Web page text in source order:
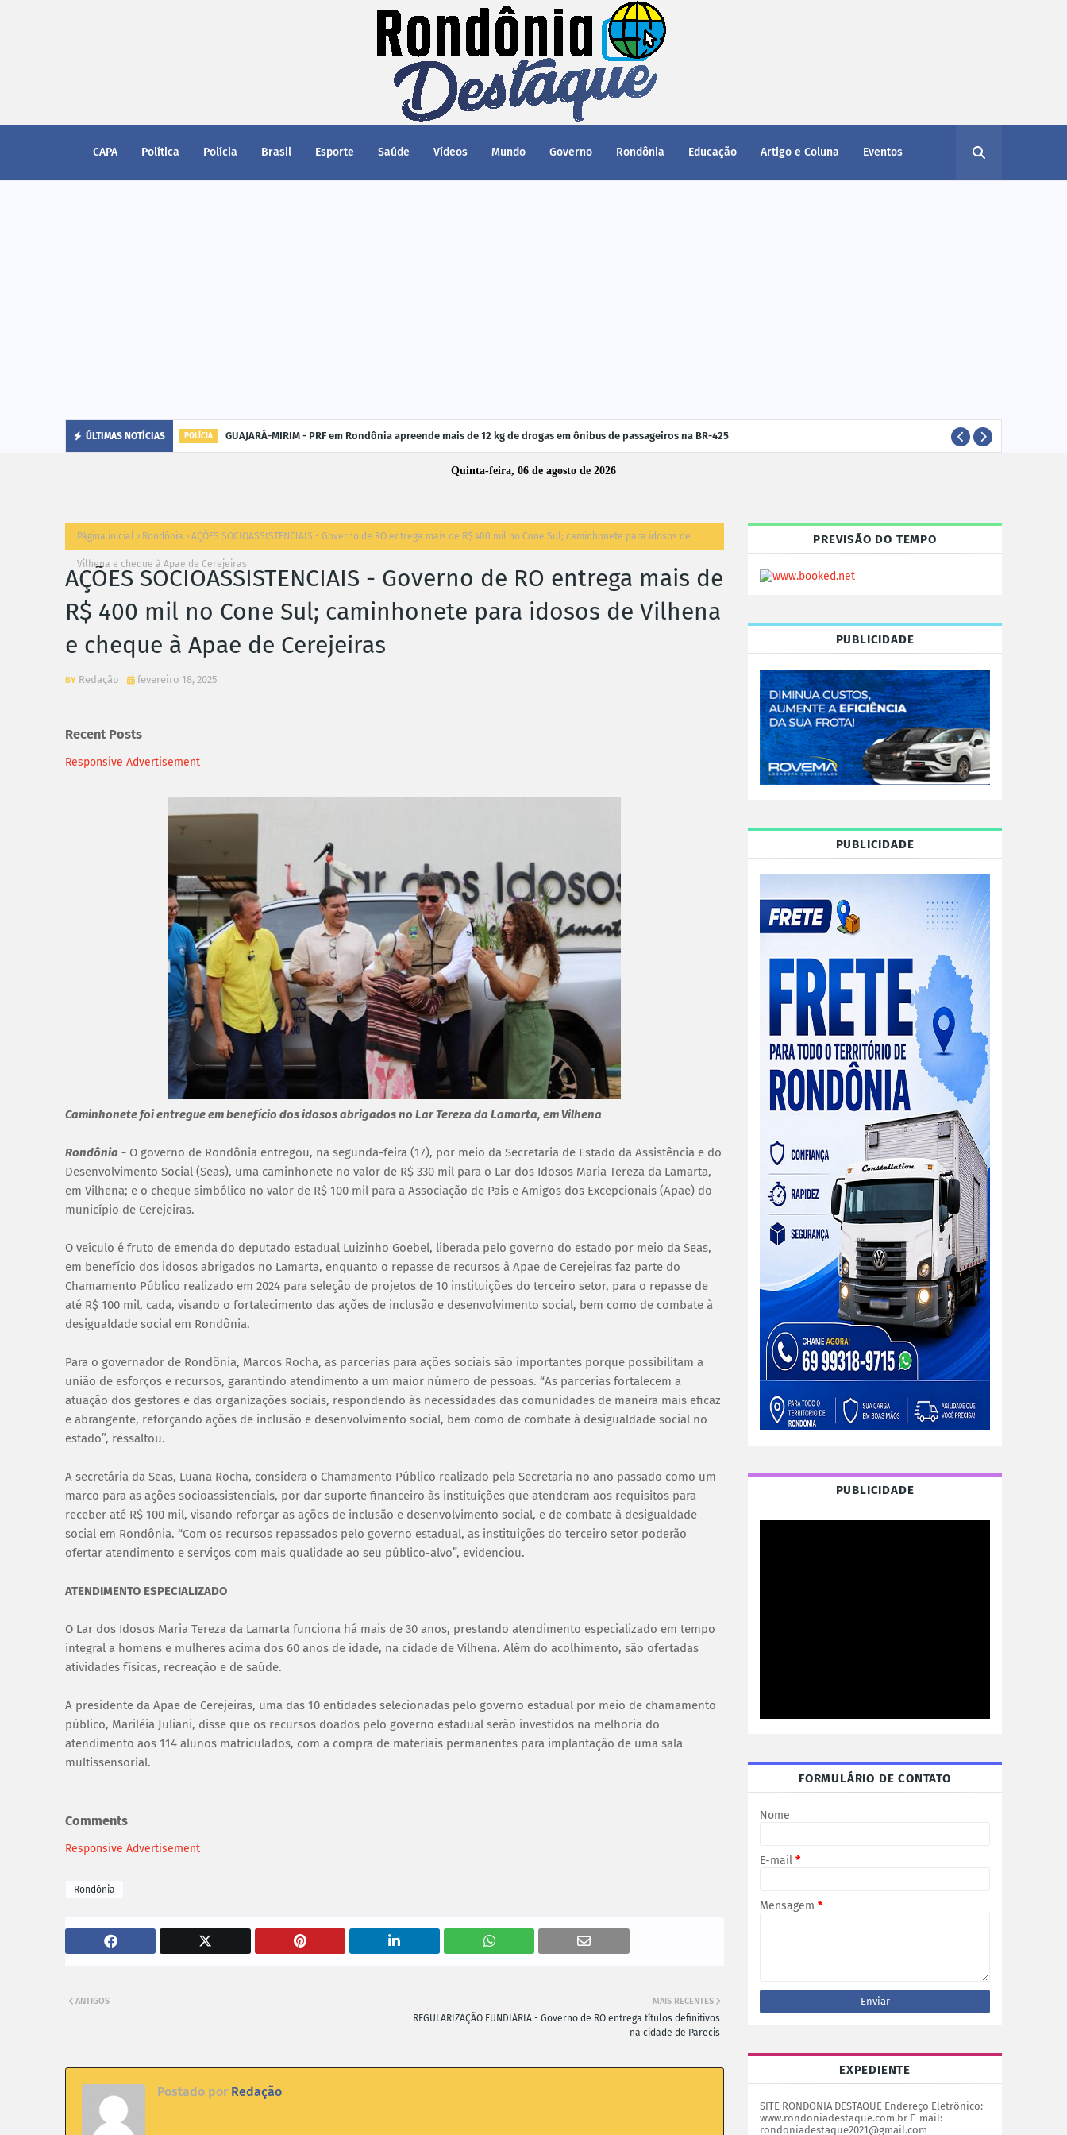
CAPA Política Polícia Brasil Esporte Saúde Vídeos Mundo Governo Rondônia Educação Artigo e Coluna Eventos
ÚLTIMAS NOTÍCIAS POLÍCIA GUAJARÁ-MIRIM - PRF em Rondônia apreende mais de 12 kg de drogas em ônibus de passageiros na BR-425
Quinta-feira, 06 de agosto de 2026
Página inicial Rondônia AÇÕES SOCIOASSISTENCIAIS - Governo de RO entrega mais de R$ 400 mil no Cone Sul; caminhonete para idosos de
Vilhena e cheque à Apae de Cerejeiras
AÇÕES SOCIOASSISTENCIAIS - Governo de RO entrega mais de
R$ 400 mil no Cone Sul; caminhonete para idosos de Vilhena
e cheque à Apae de Cerejeiras
Redação fevereiro 18, 2025
Recent Posts
Responsive Advertisement
Caminhonete foi entregue em benefício dos idosos abrigados no Lar Tereza da Lamarta, em Vilhena
Rondônia - O governo de Rondônia entregou, na segunda-feira (17), por meio da Secretaria de Estado da Assistência e do
Desenvolvimento Social (Seas), uma caminhonete no valor de R$ 330 mil para o Lar dos Idosos Maria Tereza da Lamarta,
em Vilhena; e o cheque simbólico no valor de R$ 100 mil para a Associação de Pais e Amigos dos Excepcionais (Apae) do
município de Cerejeiras.
O veículo é fruto de emenda do deputado estadual Luizinho Goebel, liberada pelo governo do estado por meio da Seas,
em benefício dos idosos abrigados no Lamarta, enquanto o repasse de recursos à Apae de Cerejeiras faz parte do
Chamamento Público realizado em 2024 para seleção de projetos de 10 instituições do terceiro setor, para o repasse de
até R$ 100 mil, cada, visando o fortalecimento das ações de inclusão e desenvolvimento social, bem como de combate à
desigualdade social em Rondônia.
Para o governador de Rondônia, Marcos Rocha, as parcerias para ações sociais são importantes porque possibilitam a
união de esforços e recursos, garantindo atendimento a um maior número de pessoas. “As parcerias fortalecem a
atuação dos gestores e das organizações sociais, respondendo às necessidades das comunidades de maneira mais eficaz
e abrangente, reforçando ações de inclusão e desenvolvimento social, bem como de combate à desigualdade social no
estado”, ressaltou.
A secretária da Seas, Luana Rocha, considera o Chamamento Público realizado pela Secretaria no ano passado como um
marco para as ações socioassistenciais, por dar suporte financeiro às instituições que atenderam aos requisitos para
receber até R$ 100 mil, visando reforçar as ações de inclusão e desenvolvimento social, e de combate à desigualdade
social em Rondônia. “Com os recursos repassados pelo governo estadual, as instituições do terceiro setor poderão
ofertar atendimento e serviços com mais qualidade ao seu público-alvo”, evidenciou.
ATENDIMENTO ESPECIALIZADO
O Lar dos Idosos Maria Tereza da Lamarta funciona há mais de 30 anos, prestando atendimento especializado em tempo
integral a homens e mulheres acima dos 60 anos de idade, na cidade de Vilhena. Além do acolhimento, são ofertadas
atividades físicas, recreação e de saúde.
A presidente da Apae de Cerejeiras, uma das 10 entidades selecionadas pelo governo estadual por meio de chamamento
público, Mariléia Juliani, disse que os recursos doados pelo governo estadual serão investidos na melhoria do
atendimento aos 114 alunos matriculados, com a compra de materiais permanentes para implantação de uma sala
multissensorial.
Comments
Responsive Advertisement
Rondônia
MAIS RECENTES
REGULARIZAÇÃO FUNDIÁRIA - Governo de RO entrega títulos definitivos
na cidade de Parecis
ANTIGOS
Postado por Redação
PREVISÃO DO TEMPO
PUBLICIDADE
PUBLICIDADE
PUBLICIDADE
FORMULÁRIO DE CONTATO
Nome
E-mail *
Mensagem *
EXPEDIENTE
SITE RONDONIA DESTAQUE Endereço Eletrônico:
www.rondoniadestaque.com.br E-mail:
rondoniadestaque2021@gmail.com